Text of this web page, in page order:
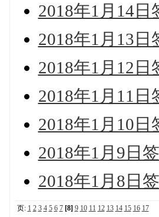
2018年1月14日
2018年1月13日
2018年1月12日
2018年1月11日
2018年1月10日
2018年1月9日
2018年1月8日
页: 1 2 3 4 5 6 7 [8] 9 10 11 12 13 14 15 16 17